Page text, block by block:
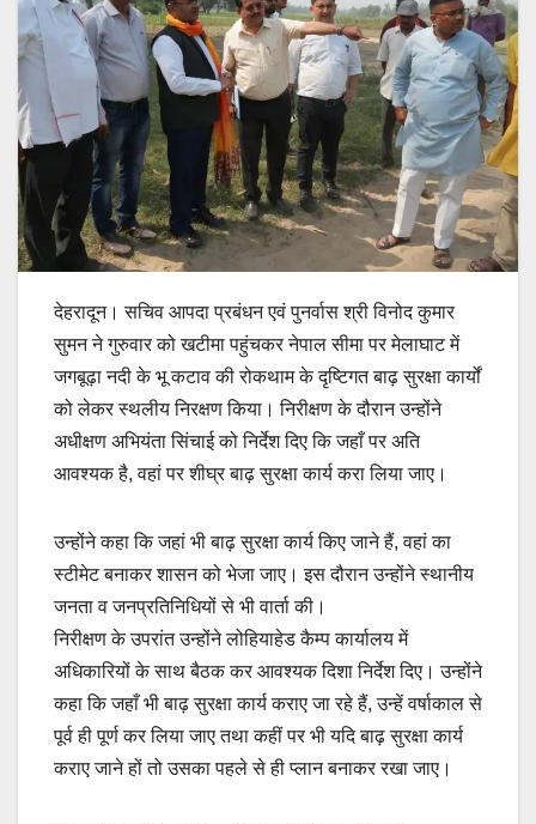
देहरादून। सचिव आपदा प्रबंधन एवं पुनर्वास श्री विनोद कुमार
सुमन ने गुरुवार को खटीमा पहुंचकर नेपाल सीमा पर मेलाघाट में
जगबूढ़ा नदी के भू कटाव की रोकथाम के दृष्टिगत बाढ़ सुरक्षा कार्यों
को लेकर स्थलीय निरक्षण किया। निरीक्षण के दौरान उन्होंने
अधीक्षण अभियंता सिंचाई को निर्देश दिए कि जहाँ पर अति
आवश्यक है, वहां पर शीघ्र बाढ़ सुरक्षा कार्य करा लिया जाए।
उन्होंने कहा कि जहां भी बाढ़ सुरक्षा कार्य किए जाने हैं, वहां का
स्टीमेट बनाकर शासन को भेजा जाए। इस दौरान उन्होंने स्थानीय
जनता व जनप्रतिनिधियों से भी वार्ता की।
निरीक्षण के उपरांत उन्होंने लोहियाहेड कैम्प कार्यालय में
अधिकारियों के साथ बैठक कर आवश्यक दिशा निर्देश दिए। उन्होंने
कहा कि जहाँ भी बाढ़ सुरक्षा कार्य कराए जा रहे हैं, उन्हें वर्षाकाल से
पूर्व ही पूर्ण कर लिया जाए तथा कहीं पर भी यदि बाढ़ सुरक्षा कार्य
कराए जाने हों तो उसका पहले से ही प्लान बनाकर रखा जाए।